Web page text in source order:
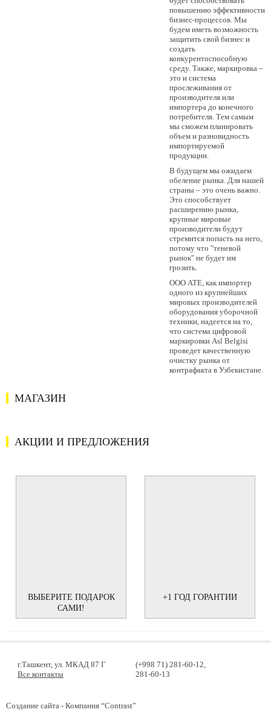
повышению эффективности
бизнес-процессов. Мы
будем иметь возможность
защитить свой бизнес и
создать
конкурентоспособную
среду. Также, маркировка –
это и система
прослеживания от
производителя или
импортера до конечного
потребителя. Тем самым
мы сможем планировать
объем и разновидность
импортируемой
продукции.
В будущем мы ожидаем
обеление рынка. Для нашей
страны – это очень важно.
Это способствует
расширению рынка,
крупные мировые
производители будут
стремится попасть на него,
потому что "теневой
рынок" не будет им
грозить.
OOO АТЕ, как импортер
одного из крупнейших
мировых производителей
оборудования уборочной
техники, надеется на то,
что система цифровой
маркировки Asl Belgisi
проведет качественную
очистку рынка от
контрафакта в Узбекистане.
МАГАЗИН
АКЦИИ И ПРЕДЛОЖЕНИЯ
ВЫБЕРИТЕ ПОДАРОК
САМИ!
+1 ГОД ГОРАНТИИ
г.Ташкент, ул. МКАД 87 Г
Все контакты
(+998 71) 281-60-12,
281-60-13
Создание сайта - Компания “Contrast”